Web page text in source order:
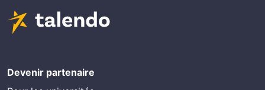
Devenir partenaire